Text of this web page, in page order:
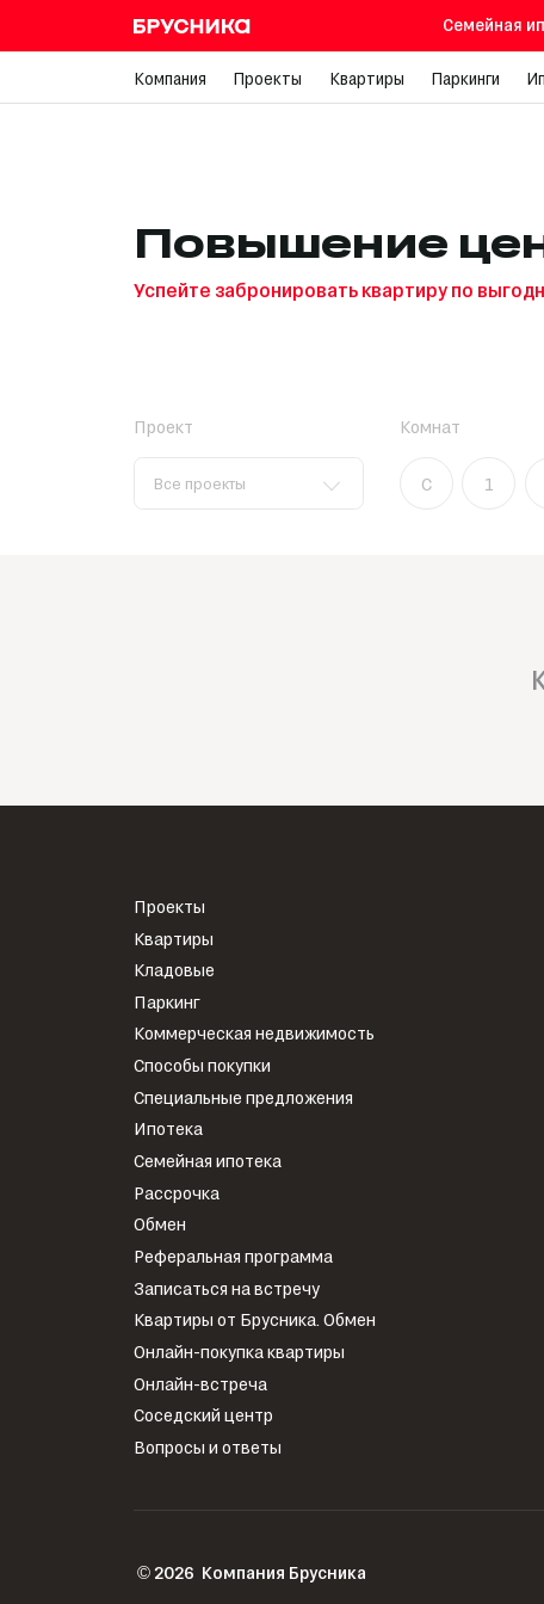
Семейная
Компания Проекты Квартиры Паркинги
Повышение
Успейте забронировать квартиру по
Проект Комнат
C 1
Проекты
Квартиры
Кладовые
Паркинг
Коммерческая недвижимость
Способы покупки
Специальные предложения
Ипотека
Семейная ипотека
Рассрочка
Обмен
Реферальная программа
Записаться на встречу
Квартиры от Брусника. Обмен
Онлайн-покупка квартиры
Онлайн-встреча
Соседский центр
Вопросы и ответы
©2026 Компания Брусника